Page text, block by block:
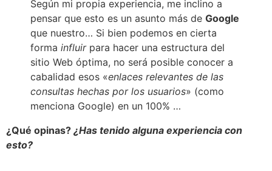
Según mi propia experiencia, me inclino a
pensar que esto es un asunto más de Google
que nuestro… Si bien podemos en cierta
forma influir para hacer una estructura del
sitio Web óptima, no será posible conocer a
cabalidad esos «enlaces relevantes de las
consultas hechas por los usuarios» (como
menciona Google) en un 100% …
¿Qué opinas? ¿Has tenido alguna experiencia con
esto?